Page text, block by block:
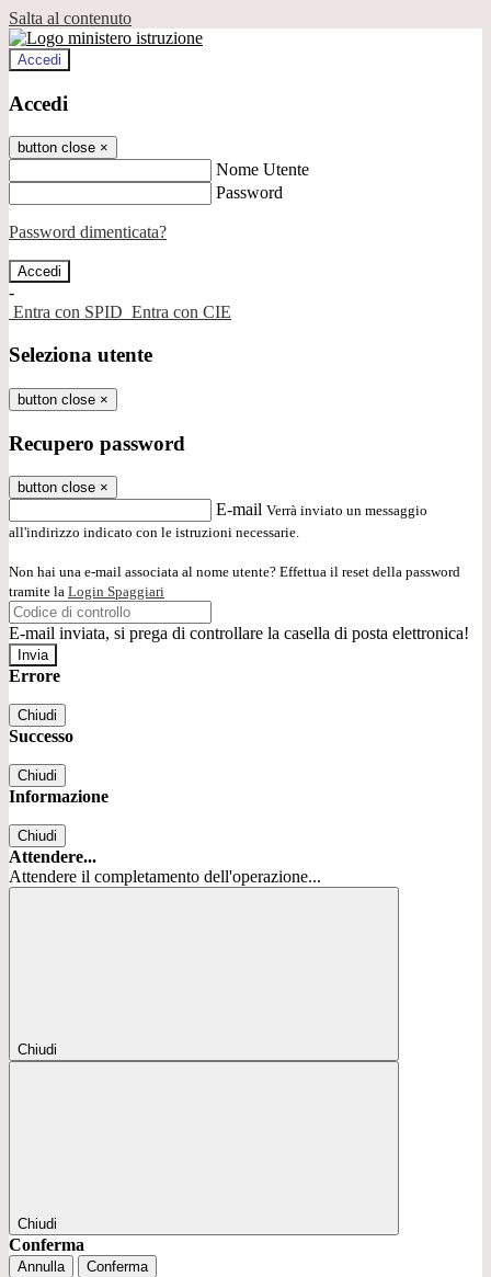
Salta al contenuto
Accedi
Accedi
button close ×
Nome Utente
Password
Password dimenticata?
-
Entra con SPID Entra con CIE
Seleziona utente
button close ×
Recupero password
button close ×
E-mail Verrà inviato un messaggio
all'indirizzo indicato con le istruzioni necessarie.
Non hai una e-mail associata al nome utente? Effettua il reset della password
tramite la Login Spaggiari
E-mail inviata, si prega di controllare la casella di posta elettronica!
Errore
Chiudi
Successo
Chiudi
Informazione
Chiudi
Attendere...
Attendere il completamento dell'operazione...
Chiudi
Chiudi
Conferma
Annulla Conferma